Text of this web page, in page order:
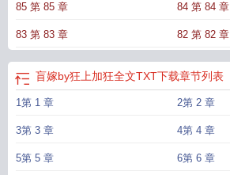
85 第 85 章 84 第 84 章
83 第 83 章 82 第 82 章
盲嫁by狂上加狂全文TXT下载章节列表
1第 1 章 2第 2 章
3第 3 章 4第 4 章
5第 5 章 6第 6 章